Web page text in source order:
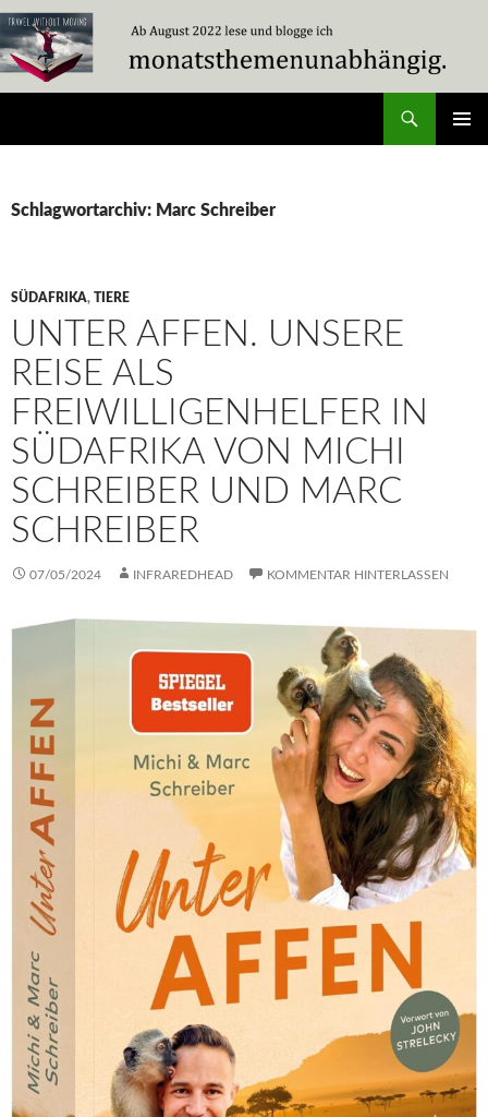
Zum
Inhalt
springen
Schlagwortarchiv: Marc Schreiber
SÜDAFRIKA, TIERE
UNTER AFFEN. UNSERE
REISE ALS
FREIWILLIGENHELFER IN
SÜDAFRIKA VON MICHI
SCHREIBER UND MARC
SCHREIBER
07/05/2024 INFRAREDHEAD KOMMENTAR HINTERLASSEN